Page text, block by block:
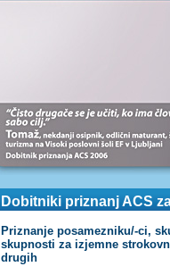
Dobitniki priznanj ACS
Priznanje posamezniku/-ci,
skupnosti za izjemne
drugih